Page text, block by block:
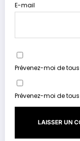
E-mail
Prévenez-moi de
Prévenez-moi de